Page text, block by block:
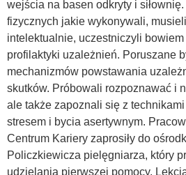
wejścia na basen odkryty i
fizycznych jakie wykonywali,
intelektualnie, uczestniczyli
profilaktyki uzależnień. Poruszane
mechanizmów powstawania
skutków. Próbowali rozpoznawać i
ale także zapoznali się z
stresem i bycia asertywnym.
Centrum Kariery zaprosiły do
Policzkiewicza pielęgniarza, który
udzielania pierwszej pomocy.